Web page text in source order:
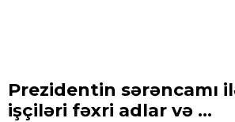
Prezidentin sərəncamı
işçiləri fəxri adlar və ...